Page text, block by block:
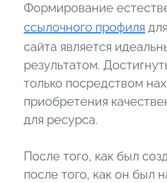
Формирование
ссылочного профиля
сайта является
результатом.
только посредством
приобретения
для ресурса.
После того, как был
после того, как он был